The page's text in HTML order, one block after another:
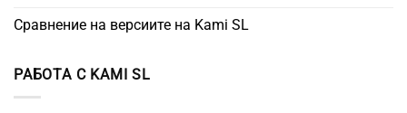
Сравнение на версиите на Kami SL
РАБОТА С KAMI SL